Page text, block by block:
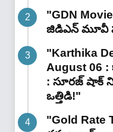
"GDN
జిడిఎన్ మూవీ
"Karthika
August 06 :
: సూరజ్ షాక్
ఒత్తిడి!"
"Gold Rate